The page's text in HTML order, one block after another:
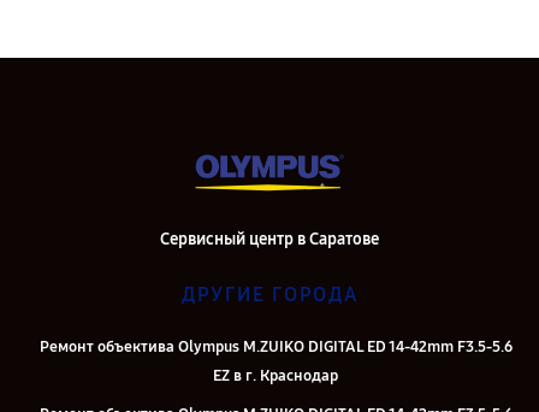
Сервисный центр в Саратове
ДРУГИЕ ГОРОДА
Ремонт объектива Olympus M.ZUIKO DIGITAL ED 14-42mm F3.5-5.6
EZ в г. Краснодар